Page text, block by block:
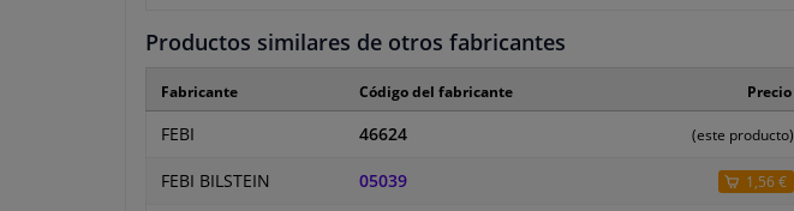
Productos similares de otros fabricantes
Fabricante Código del fabricante Precio
FEBI 46624 (este producto)
FEBI BILSTEIN 05039 1,56 €